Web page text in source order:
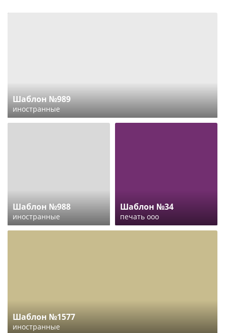
Шаблон №989
иностранные
Шаблон №988
иностранные
Шаблон №34
печать ооо
Шаблон №1577
иностранные